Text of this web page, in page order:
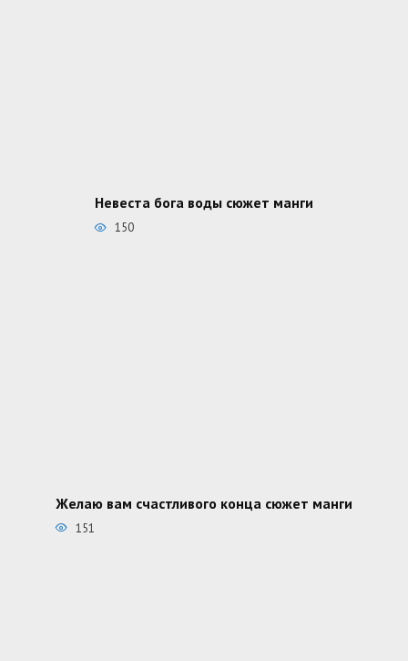
Невеста бога воды сюжет манги
150
Желаю вам счастливого конца сюжет манги
151